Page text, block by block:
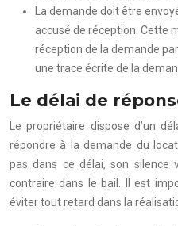
La demande doit être
accusé de réception. Cette
réception de la demande
une trace écrite de la
Le délai de
Le propriétaire dispose d’un
répondre à la demande du
pas dans ce délai, son silence
contraire dans le bail. Il est
éviter tout retard dans la